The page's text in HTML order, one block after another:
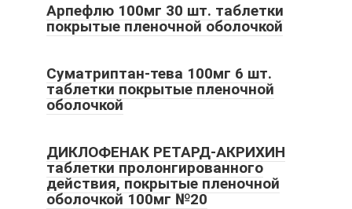
Арпефлю 100мг 30 шт. таблетки
покрытые пленочной оболочкой
Суматриптан-тева 100мг 6 шт.
таблетки покрытые пленочной
оболочкой
ДИКЛОФЕНАК РЕТАРД-АКРИХИН
таблетки пролонгированного
действия, покрытые пленочной
оболочкой 100мг №20